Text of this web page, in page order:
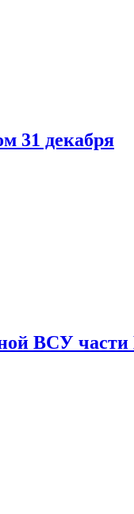
31 декабря
ВСУ части